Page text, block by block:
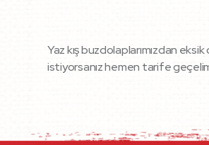
Yaz kış buzdolaplarımızdan
istiyorsanız hemen tarife